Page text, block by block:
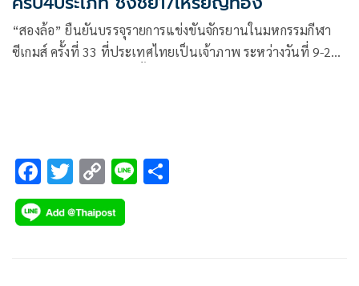
“สองล้อ” ยืนยันบรรจุรายการแข่งขันจักรยานในมหกรรมกีฬา
ซีเกมส์ ครั้งที่ 33 ที่ประเทศไทยเป็นเจ้าภาพ ระหว่างวันที่ 9-20
ประเภทบีเอ็มเอ็กซ์ก็จะแข่งที่สวนกีฬากมลเช่นเดียวกัน ขณะที่
ประเภทลู่ แข่งที่เวลโลโดรม หัวหมาก และประเภทเสือภูเขา
ชิงชัยที่สวนสัตว์เปิดเขาเขียว อ.ศรีราชา จ.ชลบุรี ซึ่งมี “หมูเด้ง”
ฮิปโปโปเตมัสแคระ ที่มีชื่อเสียงโด่งดังทั่วโลกเป็นไฮไลต์สำคัญ
F
ac
e
T
wi
tt
C
o
p
Li